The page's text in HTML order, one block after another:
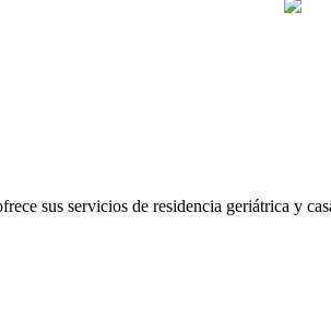
sus servicios de residencia geriátrica y